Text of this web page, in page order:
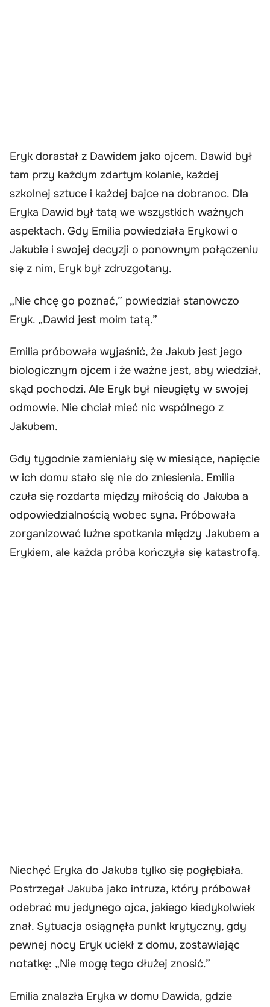
Eryk dorastał z Dawidem jako ojcem. Dawid był
tam przy każdym zdartym kolanie, każdej
szkolnej sztuce i każdej bajce na dobranoc. Dla
Eryka Dawid był tatą we wszystkich ważnych
aspektach. Gdy Emilia powiedziała Erykowi o
Jakubie i swojej decyzji o ponownym połączeniu
się z nim, Eryk był zdruzgotany.
„Nie chcę go poznać,” powiedział stanowczo
Eryk. „Dawid jest moim tatą.”
Emilia próbowała wyjaśnić, że Jakub jest jego
biologicznym ojcem i że ważne jest, aby wiedział,
skąd pochodzi. Ale Eryk był nieugięty w swojej
odmowie. Nie chciał mieć nic wspólnego z
Jakubem.
Gdy tygodnie zamieniały się w miesiące, napięcie
w ich domu stało się nie do zniesienia. Emilia
czuła się rozdarta między miłością do Jakuba a
odpowiedzialnością wobec syna. Próbowała
zorganizować luźne spotkania między Jakubem a
Erykiem, ale każda próba kończyła się katastrofą.
Niechęć Eryka do Jakuba tylko się pogłębiała.
Postrzegał Jakuba jako intruza, który próbował
odebrać mu jedynego ojca, jakiego kiedykolwiek
znał. Sytuacja osiągnęła punkt krytyczny, gdy
pewnej nocy Eryk uciekł z domu, zostawiając
notatkę: „Nie mogę tego dłużej znosić.”
Emilia znalazła Eryka w domu Dawida, gdzie